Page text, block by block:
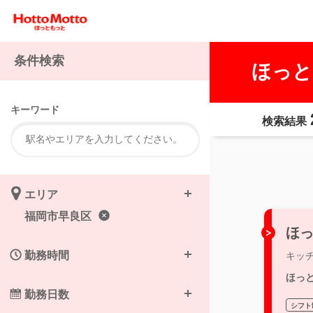
ほっ
検索結果
ほ
キッ
ほっ
シフ
条件検索
キーワード
エリア
福岡市早良区
勤務時間
勤務日数